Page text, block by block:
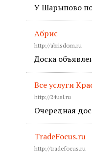
У Шарыпово
Абрис
http://abrisdom.ru
Доска
Все услуги
http://24usl.ru
Очередная
TradeFocus.ru
http://tradefocus.ru